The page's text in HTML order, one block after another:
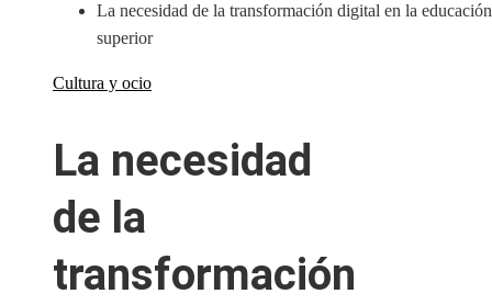
La necesidad de la transformación digital en la educación
superior
Cultura y ocio
La necesidad
de la
transformación